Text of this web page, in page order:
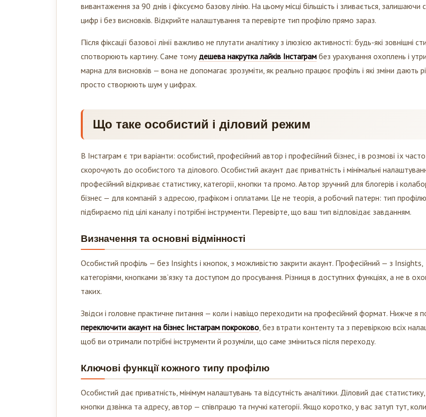
вивантаження за 90 днів і фіксуємо базову лінію. На цьому місці більшість і зливається, залишаючи
цифр і без висновків. Відкрийте налаштування та перевірте тип профілю прямо зараз.
Після фіксації базової лінії важливо не плутати аналітику з ілюзією активності: будь-які зовнішні
спотворюють картину. Саме тому дешева накрутка лайків Інстаграм без урахування охоплень і
марна для висновків — вона не допомагає зрозуміти, як реально працює профіль і які зміни дають
просто створюють шум у цифрах.
Що таке особистий і діловий режим
В Інстаграм є три варіанти: особистий, професійний автор і професійний бізнес, і в розмові їх часто
скорочують до особистого та ділового. Особистий акаунт дає приватність і мінімальні
професійний відкриває статистику, категорії, кнопки та промо. Автор зручний для блогерів і
бізнес — для компаній з адресою, графіком і оплатами. Це не теорія, а робочий патерн: тип профілю
підбираємо під цілі каналу і потрібні інструменти. Перевірте, що ваш тип відповідає завданням.
Визначення та основні відмінності
Особистий профіль — без Insights і кнопок, з можливістю закрити акаунт. Професійний — з Insights,
категоріями, кнопками зв’язку та доступом до просування. Різниця в доступних функціях, а не в
таких.
Звідси і головне практичне питання — коли і навіщо переходити на професійний формат. Нижче я
переключити акаунт на бізнес Інстаграм покроково , без втрати контенту та з перевіркою всіх
щоб ви отримали потрібні інструменти й розуміли, що саме зміниться після переходу.
Ключові функції кожного типу профілю
Особистий дає приватність, мінімум налаштувань та відсутність аналітики. Діловий дає статистику,
кнопки дзвінка та адресу, автор — співпрацю та гнучкі категорії. Якщо коротко, у вас затуп тут,